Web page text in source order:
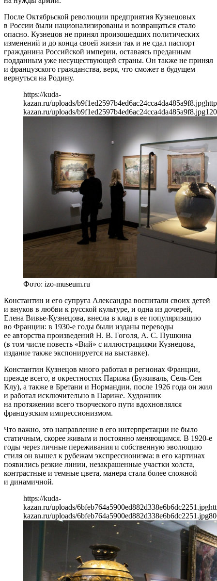
После Октябрьской революции предприятия Кузнецовых
в России были национализированы и возвращаться стало
опасно. Кузнецов не принял произошедших политических
изменений и до конца своей жизни так и не сдал паспорт
гражданина Российской империи, оставаясь преданным
подданным уже несуществующей страны. Он также не принял
и французского гражданства, веря, что сможет в будущем
вернуться на Родину.
https://kuda-
kazan.ru/uploads/b9f1ed2597b4ed6ac24cca4da485a9f8.jpg
kazan.ru/uploads/b9f1ed2597b4ed6ac24cca4da485a9f8.jpg
Фото: izo-museum.ru
Константин и его супруга Александра воспитали своих детей
и внуков в любви к русской культуре, и одна из дочерей,
Елена Вивье-Кузнецова, внесла в клад в ее популяризацию
во Франции: в 1930-е годы были изданы переводы
ее авторства произведений Н. В. Гоголя, А. С. Пушкина
(в том числе повесть «Вий» с иллюстрациями Кузнецова,
издание также экспонируется на выставке).
Константин Кузнецов много работал в регионах Франции,
прежде всего, в окрестностях Парижа (Буживаль, Сель-Сен
Клу), а также в Бретани и Нормандии, после 1926 года он жил
и работал исключительно в Париже. Художник
на протяжении всего творческого пути вдохновлялся
французским импрессионизмом.
Что важно, это направление в его интерпретации не было
статичным, скорее живым и постоянно меняющимся. В 1920-е
годы через личные переживания и собственную эволюцию
стиля он вышел к рубежам экспрессионизма: в его картинах
появились резкие линии, незакрашенные участки холста,
контрастные и темные цвета, манера стала более сложной
и динамичной.
https://kuda-
kazan.ru/uploads/6bfeb764a5900ed882d338e6b6dc2251.jpg
kazan.ru/uploads/6bfeb764a5900ed882d338e6b6dc2251.jpg